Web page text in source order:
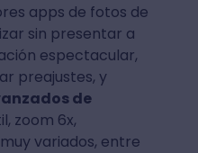
apps de fotos de
sin presentar a
espectacular,
preajustes, y
de
zoom 6x,
variados, entre